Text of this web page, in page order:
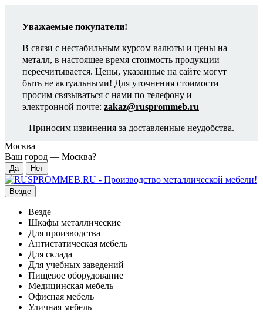
Уважаемые покупатели!
В связи с нестабильным курсом валюты и цены на
металл, в настоящее время стоимость продукции
пересчитывается. Цены, указанные на сайте могут
быть не актуальными! Для уточнения стоимости
просим связываться с нами по телефону и
электронной почте: zakaz@rusprommeb.ru
Приносим извинения за доставленные неудобства.
Москва
Ваш город — Москва?
Везде
Везде
Шкафы металлические
Для производства
Антистатическая мебель
Для склада
Для учебных заведений
Пищевое оборудование
Медицинская мебель
Офисная мебель
Уличная мебель